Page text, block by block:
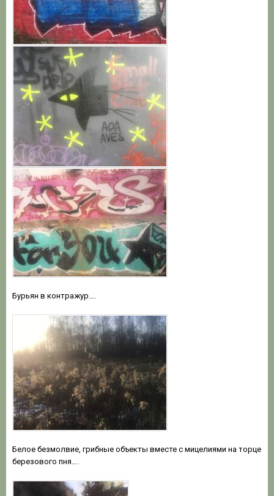
Бурьян в контражур….
Белое безмолвие, грибные объекты вместе с мицелиями на торце
березового пня….